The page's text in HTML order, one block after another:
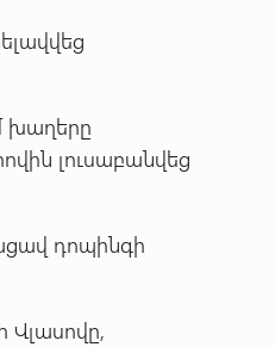
խաղերը
լուսաբանվեց
դոպինգի
Վլասովը,